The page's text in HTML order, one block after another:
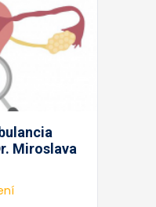
Miroslava